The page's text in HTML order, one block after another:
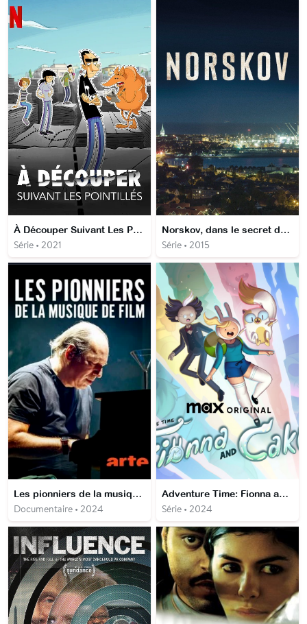
À Découper Suivant Les Pointillés
Série • 2021
Norskov, dans le secret des glaces
Série • 2015
Les pionniers de la musique de film : le son de l'Europe pour Hollywood
Documentaire • 2024
Adventure Time: Fionna and Cake
Série • 2024